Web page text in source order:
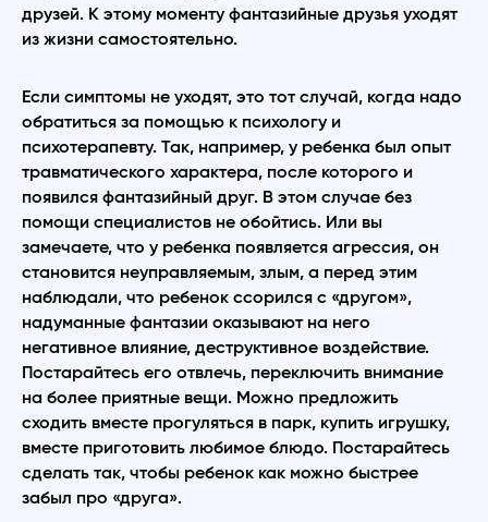
друзей. К этому моменту фантазийные друзья уходят
из жизни самостоятельно.
Если симптомы не уходят, это тот случай, когда надо
обратиться за помощью к психологу и
психотерапевту. Так, например, у ребенка был опыт
травматического характера, после которого и
появился фантазийный друг. В этом случае без
помощи специалистов не обойтись. Или вы
замечаете, что у ребенка появляется агрессия, он
становится неуправляемым, злым, а перед этим
наблюдали, что ребенок ссорился с «другом»,
надуманные фантазии оказывают на него
негативное влияние, деструктивное воздействие.
Постарайтесь его отвлечь, переключить внимание
на более приятные вещи. Можно предложить
сходить вместе прогуляться в парк, купить игрушку,
вместе приготовить любимое блюдо. Постарайтесь
сделать так, чтобы ребенок как можно быстрее
забыл про «друга».